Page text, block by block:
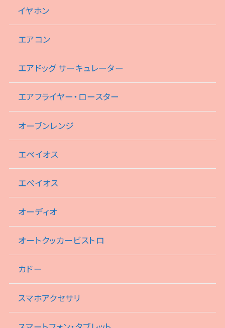
イヤホン
エアコン
エアドッグ サーキュレーター
エアフライヤー・ロースター
オーブンレンジ
エペイオス
エペイオス
オーディオ
オートクッカービストロ
カドー
スマホアクセサリ